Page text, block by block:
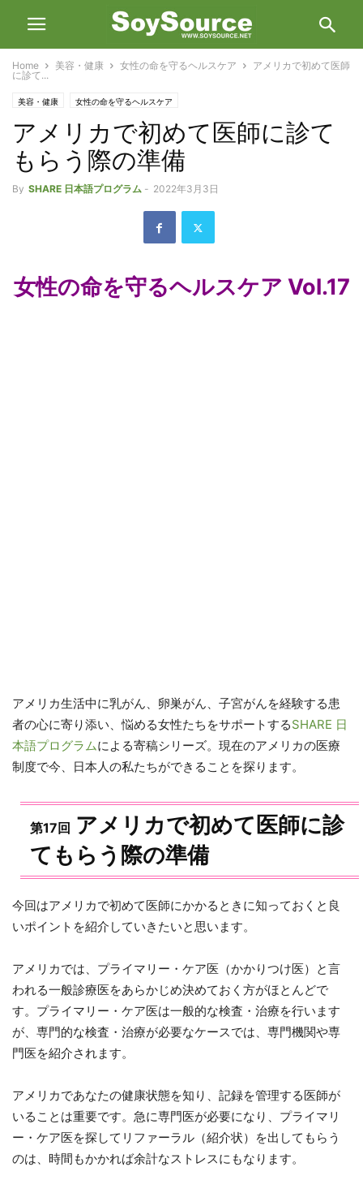
Home 美容・健康 女性の命を守るヘルスケア
アメリカで初めて医師
に診て...
美容・健康 女性の命を守るヘルスケア
アメリカで初めて医師に診て
もらう際の準備
By SHARE 日本語プログラム - 2022年3月3日
女性の命を守るヘルスケア Vol.17
アメリカ生活中に乳がん、卵巣がん、 子宮がんを経験する患
者の心に寄り添い、悩める女性たちをサポートするSHARE 日
本語プログラムによる寄稿シリーズ。現在のアメリカの医療
制度で今、日本人の私たちができることを探ります。
第17回 ​アメリカで初めて医師に診
てもらう際の準備
今回はアメリカで初めて医師にかかるときに知っておくと良
いポイントを紹介していきたいと思います。
アメリカでは、プライマリー・ケア医（かかりつけ医）と言
われる一般診療医をあらかじめ決めておく方がほとんどで
す。プライマリー・ケア医は一般的な検査・治療を行います
が、専門的な検査・治療が必要なケースでは、専門機関や専
門医を紹介されます。
アメリカであなたの健康状態を知り、記録を管理する医師が
いることは重要です。急に専門医が必要になり、プライマリ
ー・ケア医を探してリファーラル（紹介状）を出してもらう
のは、時間もかかれば余計なストレスにもなります。